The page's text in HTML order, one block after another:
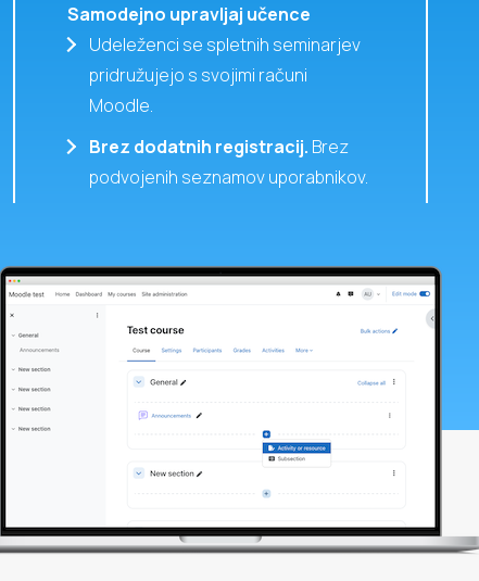
Samodejno upravljaj učence
Udeleženci se spletnih seminarjev
pridružujejo s svojimi računi
Moodle.
Brez dodatnih registracij. Brez
podvojenih seznamov uporabnikov.